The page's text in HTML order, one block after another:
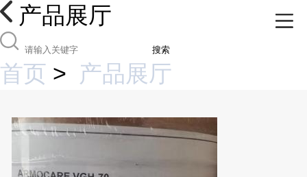
产品展厅
搜索
首页 > 产品展厅